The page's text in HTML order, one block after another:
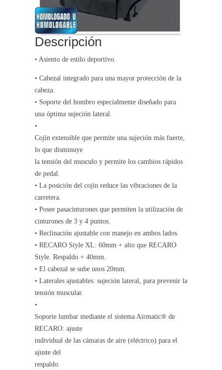
Descripción
• Asiento de estilo deportivo.
• Cabezal integrado para una mayor protección de la
cabeza.
• Soporte del hombro especialmente diseñado para
una óptima sujeción lateral.
•
Cojín extensible que permite una sujeción más fuerte,
lo que disminuye
la tensión del musculo y permite los cambios rápidos
de pedal.
• La posición del cojín reduce las vibraciones de la
carretera.
• Posee pasacinturones que permiten la utilización de
cinturones de 3 y 4 puntos.
• Reclinación ajustable con manejo en ambos lados.
• RECARO Style XL: 60mm + alto que RECARO
Style. Respaldo + 40mm.
• El cabezal se sube unos 20mm.
• Laterales ajustables: sujeción lateral, para prevenir la
tensión muscular.
•
Soporte lumbar mediante el sistema Airmatic® de
RECARO: ajuste
individual de las cámaras de aire (eléctrico) para el
ajuste del
respaldo.